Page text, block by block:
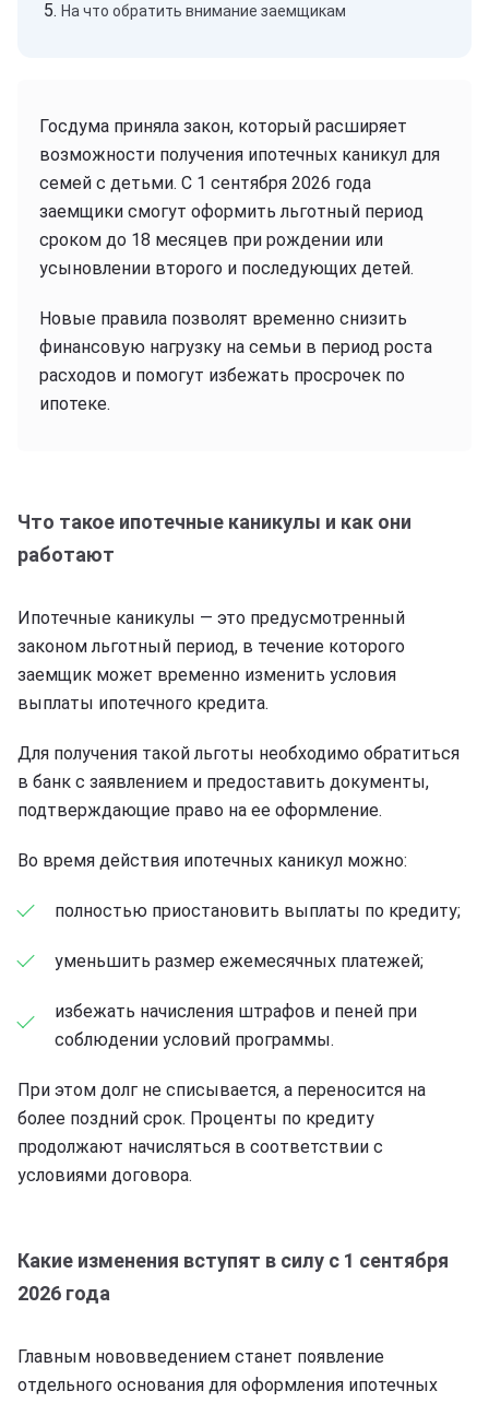
На что обратить внимание заемщикам
Госдума приняла закон, который расширяет
возможности получения ипотечных каникул для
семей с детьми. С 1 сентября 2026 года
заемщики смогут оформить льготный период
сроком до 18 месяцев при рождении или
усыновлении второго и последующих детей.
Новые правила позволят временно снизить
финансовую нагрузку на семьи в период роста
расходов и помогут избежать просрочек по
ипотеке.
Что такое ипотечные каникулы и как они
работают
Ипотечные каникулы — это предусмотренный
законом льготный период, в течение которого
заемщик может временно изменить условия
выплаты ипотечного кредита.
Для получения такой льготы необходимо обратиться
в банк с заявлением и предоставить документы,
подтверждающие право на ее оформление.
Во время действия ипотечных каникул можно:
полностью приостановить выплаты по кредиту;
уменьшить размер ежемесячных платежей;
избежать начисления штрафов и пеней при
соблюдении условий программы.
При этом долг не списывается, а переносится на
более поздний срок. Проценты по кредиту
продолжают начисляться в соответствии с
условиями договора.
Какие изменения вступят в силу с 1 сентября
2026 года
Главным нововведением станет появление
отдельного основания для оформления ипотечных